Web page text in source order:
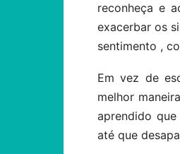
reconheça e
exacerbar os
sentimento ,
Em vez de
melhor
aprendido
até que